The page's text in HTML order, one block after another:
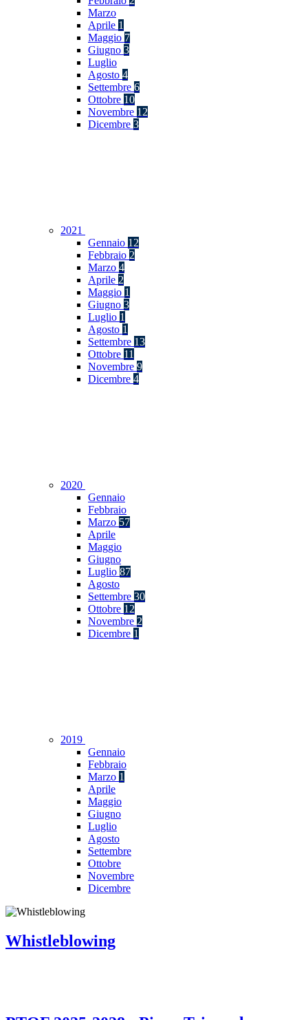
Marzo
Aprile 1
Maggio 7
Giugno 3
Luglio
Agosto 4
Settembre 6
Ottobre 10
Novembre 12
Dicembre 3
2021
Gennaio 12
Febbraio 2
Marzo 4
Aprile 2
Maggio 1
Giugno 3
Luglio 1
Agosto 1
Settembre 13
Ottobre 11
Novembre 9
Dicembre 4
2020
Gennaio
Febbraio
Marzo 57
Aprile
Maggio
Giugno
Luglio 87
Agosto
Settembre 30
Ottobre 12
Novembre 2
Dicembre 1
2019
Gennaio
Febbraio
Marzo 1
Aprile
Maggio
Giugno
Luglio
Agosto
Settembre
Ottobre
Novembre
Dicembre
Whistleblowing